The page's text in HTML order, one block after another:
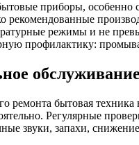
приборы,
рекомендованные
режимы и не
профилактику:
ремонта бытовая
Регулярные
звуки, запахи,